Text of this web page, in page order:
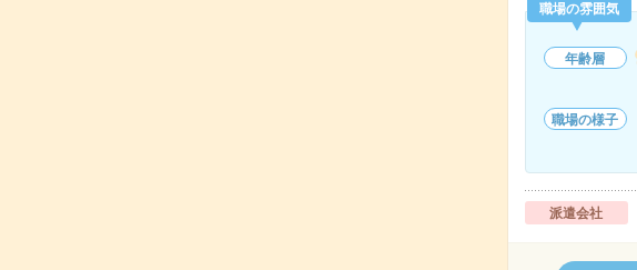
職場の雰囲気
年齢層
職場の様子
派遣会社